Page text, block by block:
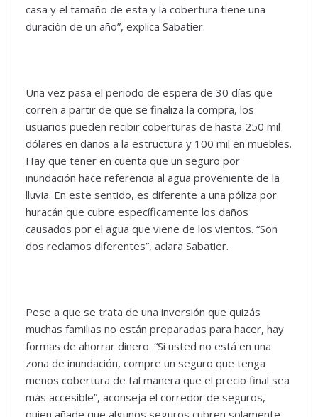
casa y el tamaño de esta y la cobertura tiene una
duración de un año”, explica Sabatier.
Una vez pasa el periodo de espera de 30 días que
corren a partir de que se finaliza la compra, los
usuarios pueden recibir coberturas de hasta 250 mil
dólares en daños a la estructura y 100 mil en muebles.
Hay que tener en cuenta que un seguro por
inundación hace referencia al agua proveniente de la
lluvia. En este sentido, es diferente a una póliza por
huracán que cubre específicamente los daños
causados por el agua que viene de los vientos. “Son
dos reclamos diferentes”, aclara Sabatier.
Pese a que se trata de una inversión que quizás
muchas familias no están preparadas para hacer, hay
formas de ahorrar dinero. “Si usted no está en una
zona de inundación, compre un seguro que tenga
menos cobertura de tal manera que el precio final sea
más accesible”, aconseja el corredor de seguros,
quien añade que algunos seguros cubren solamente